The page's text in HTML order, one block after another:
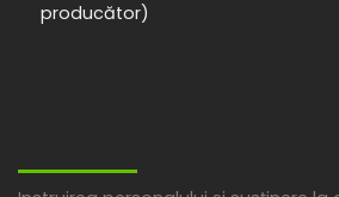
producător)